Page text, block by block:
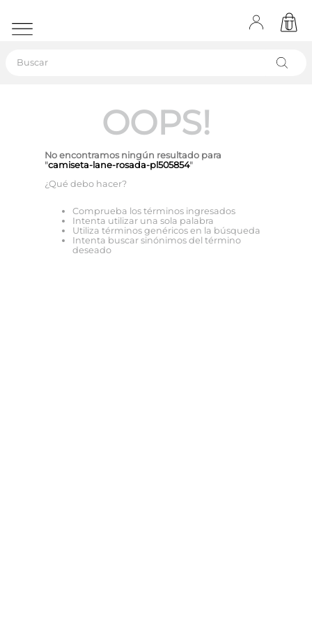
OOPS!
No encontramos ningún resultado para
"camiseta-lane-rosada-pl505854"
¿Qué debo hacer?
Comprueba los términos ingresados
Intenta utilizar una sola palabra
Utiliza términos genéricos en la búsqueda
Intenta buscar sinónimos del término
deseado